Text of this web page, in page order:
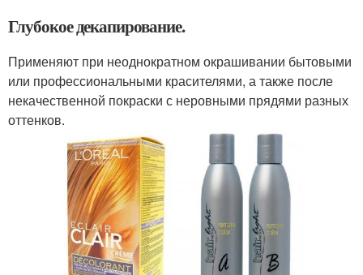
Глубокое декапирование.
Применяют при неоднократном окрашивании бытовыми
или профессиональными красителями, а также после
некачественной покраски с неровными прядями разных
оттенков.